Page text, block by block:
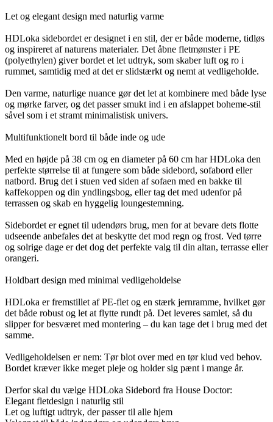
Let og elegant design med naturlig varme
HDLoka sidebordet er designet i en stil, der er både moderne, tidløs
og inspireret af naturens materialer. Det åbne fletmønster i PE
(polyethylen) giver bordet et let udtryk, som skaber luft og ro i
rummet, samtidig med at det er slidstærkt og nemt at vedligeholde.
Den varme, naturlige nuance gør det let at kombinere med både lyse
og mørke farver, og det passer smukt ind i en afslappet boheme-stil
såvel som i et stramt minimalistisk univers.
Multifunktionelt bord til både inde og ude
Med en højde på 38 cm og en diameter på 60 cm har HDLoka den
perfekte størrelse til at fungere som både sidebord, sofabord eller
natbord. Brug det i stuen ved siden af sofaen med en bakke til
kaffekoppen og din yndlingsbog, eller tag det med udenfor på
terrassen og skab en hyggelig loungestemning.
Sidebordet er egnet til udendørs brug, men for at bevare dets flotte
udseende anbefales det at beskytte det mod regn og frost. Ved tørre
og solrige dage er det dog det perfekte valg til din altan, terrasse eller
orangeri.
Holdbart design med minimal vedligeholdelse
HDLoka er fremstillet af PE-flet og en stærk jernramme, hvilket gør
det både robust og let at flytte rundt på. Det leveres samlet, så du
slipper for besværet med montering – du kan tage det i brug med det
samme.
Vedligeholdelsen er nem: Tør blot over med en tør klud ved behov.
Bordet kræver ikke meget pleje og holder sig pænt i mange år.
Derfor skal du vælge HDLoka Sidebord fra House Doctor:
Elegant fletdesign i naturlig stil
Let og luftigt udtryk, der passer til alle hjem